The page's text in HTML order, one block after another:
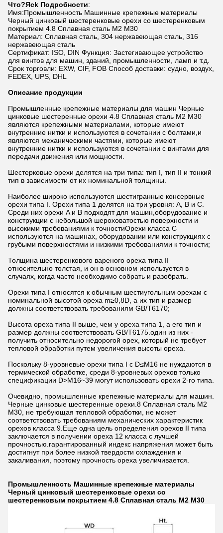
Что?Яck Подробности:
Имя:Промышленность Машинные крепежные материалы
Черный цинковый шестеренковые орехи со шестеренковым
покрытием 4.8 Сплавная сталь M2 M30
Материал: Сплавная сталь, 304 нержавеющая сталь, 316
нержавеющая сталь
Сертификат: ISO, DIN Функция: Застегивающее устройство
для винтов для машин, зданий, промышленности, ламп и т.д.
Срок торговли: EXW, CIF, FOB Способ доставки: судно, воздух,
FEDEX, UPS, DHL
Описание продукции
Промышленные крепежные материалы для машин Черные
цинковые шестеренные орехи 4.8 Сплавная сталь M2 M30
являются крепежными материалами, которые имеют
внутренние нитки и используются в сочетании с болтами,и
являются механическими частями, которые имеют
внутренние нитки и используются в сочетании с винтами для
передачи движения или мощности.
Шестерковые орехи делятся на три типа: тип I, тип II и тонкий
тип в зависимости от их номинальной толщины.
Наиболее широко используются шестигранные консервные
орехи типа I. Орехи типа 1 делятся на три уровня: A, B и C.
Среди них орехи A и B подходят для машин,оборудование и
конструкции с небольшой шероховатостью поверхности и
высокими требованиями к точностиОрехи класса C
используются на машинах, оборудовании или конструкциях с
грубыми поверхностями и низкими требованиями к точности;
Толщина шестеренкового вареного ореха типа II
относительно толстая, и он в основном используется в
случаях, когда часто необходимо собрать и разобрать.
Орехи типа I относятся к обычным шестиугольным орехам с
номинальной высотой ореха m≥0,8D, а их тип и размер
должны соответствовать требованиям GB/T6170;
Высота ореха типа II выше, чем у ореха типа 1, а его тип и
размер должны соответствовать GB/T6175.один из них -
получить относительно недорогой орех, который не требует
тепловой обработки путем увеличения высоты ореха.
Поскольку 8-уровневые орехи типа I с D≤M16 не нуждаются в
термической обработке, среди 8-уровневых орехов только
спецификации D>M16~39 могут использовать орехи 2-го типа.
Очевидно, промышленные крепежные материалы для машин.
Черные цинковые шестеренные орехи.8 Сплавная сталь M2
M30, не требующая тепловой обработки, не может
соответствовать требованиям механических характеристик
орехов класса 9.Еще одна цель определения орехов II типа
заключается в получении ореха 12 класса с лучшей
прочностью.гарантированный индекс напряжения может быть
достигнут при более низкой твердости охлаждения и
закаливания, поэтому прочность ореха увеличивается.
Промышленность Машинные крепежные материалы
Черный цинковый шестеренковые орехи со
шестеренковым покрытием 4.8 Сплавная сталь M2 M30